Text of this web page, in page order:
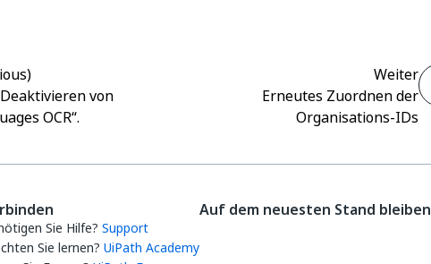
von
OCR“.
Weiter
Erneutes Zuordnen der
Organisations-IDs
Sie Hilfe? Support
Sie lernen? UiPath Academy
Auf dem neuesten Stand bleiben